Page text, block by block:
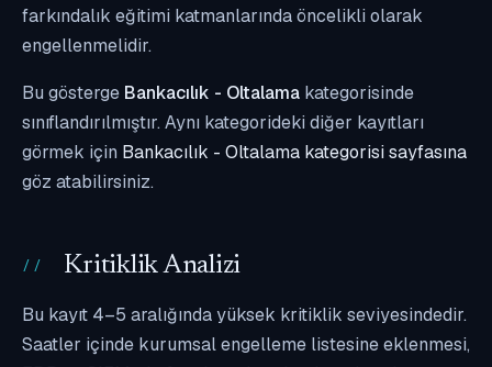
farkındalık eğitimi katmanlarında öncelikli olarak
engellenmelidir.
Bu gösterge Bankacılık - Oltalama kategorisinde
sınıflandırılmıştır. Aynı kategorideki diğer kayıtları
görmek için Bankacılık - Oltalama kategorisi sayfasına
göz atabilirsiniz.
Kritiklik Analizi
Bu kayıt 4–5 aralığında yüksek kritiklik seviyesindedir.
Saatler içinde kurumsal engelleme listesine eklenmesi,